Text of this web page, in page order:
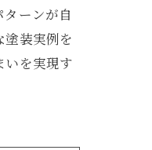
ーンが自
装実例を
いを実現す